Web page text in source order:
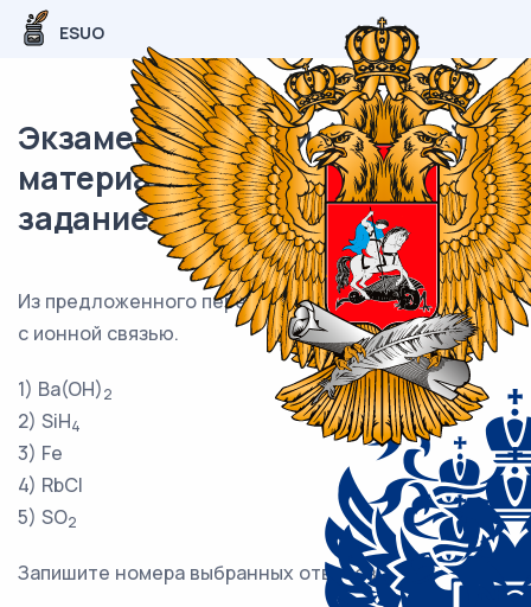
ESUO
Экзаменационный (типовой)
материал ОГЭ / Химия / 05
задание (24) / 53
Из предложенного перечня выберите два вещества
с ионной связью.
1) Ba(OH)2
2) SiH4
3) Fe
4) RbCl
5) SO2
Запишите номера выбранных ответов.